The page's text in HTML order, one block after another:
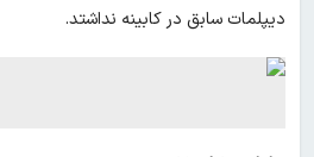
دیپلمات سابق در کابینه نداشتد.